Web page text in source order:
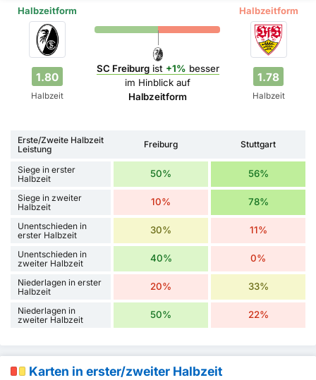
Halbzeitform Halbzeitform
1.80
Halbzeit
SC Freiburgist +1% besser
im Hinblick auf
Halbzeitform
1.78
Halbzeit
Erste/Zweite Halbzeit
Leistung
Freiburg Stuttgart
Siege in erster
Halbzeit
50% 56%
Siege in zweiter
Halbzeit
10% 78%
Unentschieden in
erster Halbzeit
30% 11%
Unentschieden in
zweiter Halbzeit
40% 0%
Niederlagen in erster
Halbzeit
20% 33%
Niederlagen in
zweiter Halbzeit
50% 22%
Karten in erster/zweiter Halbzeit